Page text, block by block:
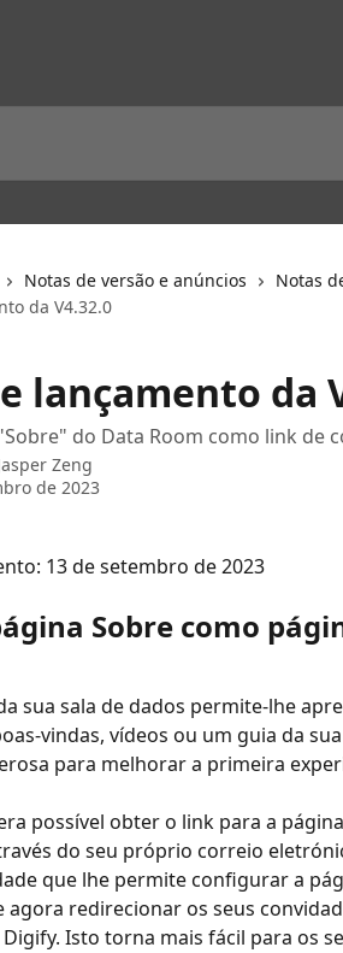
Notas de versão e anúncios
Notas
da V4.32.0
lançamento da
do Data Room como link de
Zeng
de 2023
13 de setembro de 2023
Sobre como
sua sala de dados permite-lhe
vindas, vídeos ou um guia da
para melhorar a primeira
possível obter o link para a
do seu próprio correio
que lhe permite configurar a
agora redirecionar os seus
Isto torna mais fácil para os